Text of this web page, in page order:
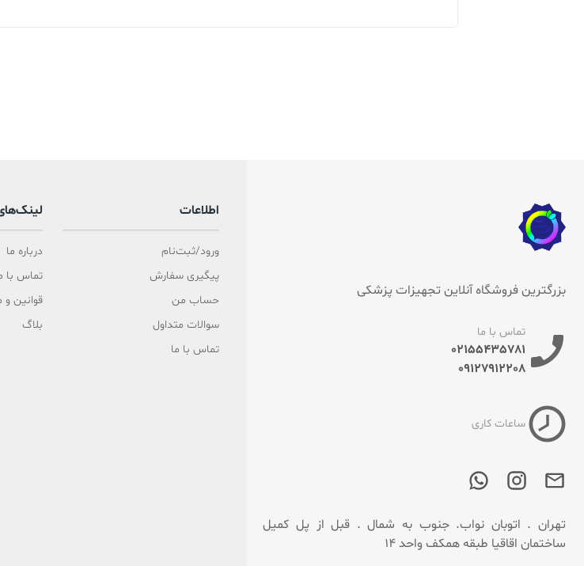
بزرگترین فروشگاه آنلاین تجهیزات پزشکی
تماس با ما
02155435781
09127912208
ساعات کاری
تهران . اتوبان نواب. جنوب به شمال . قبل از پل کمیل
ساختمان اقاقیا طبقه همکف واحد 14
اطلاعات
ورود/ثبت‌نام
پیگیری سفارش
حساب من
سوالات متداول
تماس با ما
درباره ما
تماس با
قوانین و
بلاگ